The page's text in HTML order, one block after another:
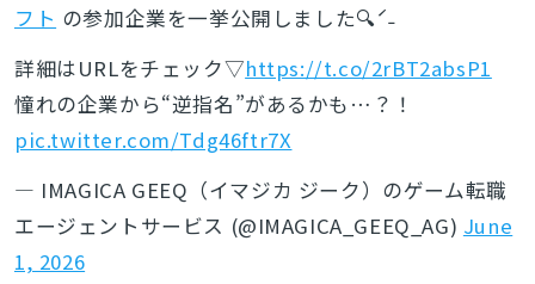
フト の参加企業を一挙公開しました🔍ˊ˗
詳細はURLをチェック▽https://t.co/2rBT2absP1
憧れの企業から“逆指名”があるかも…？！
pic.twitter.com/Tdg46ftr7X
— IMAGICA GEEQ（イマジカ ジーク）のゲーム転職
エージェントサービス (@IMAGICA_GEEQ_AG) June
1, 2026